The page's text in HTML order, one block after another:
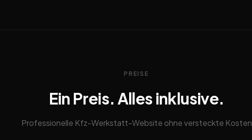
PREISE
Ein Preis. Alles inklusive.
Professionelle Kfz-Werkstatt-Website ohne versteckte Kosten